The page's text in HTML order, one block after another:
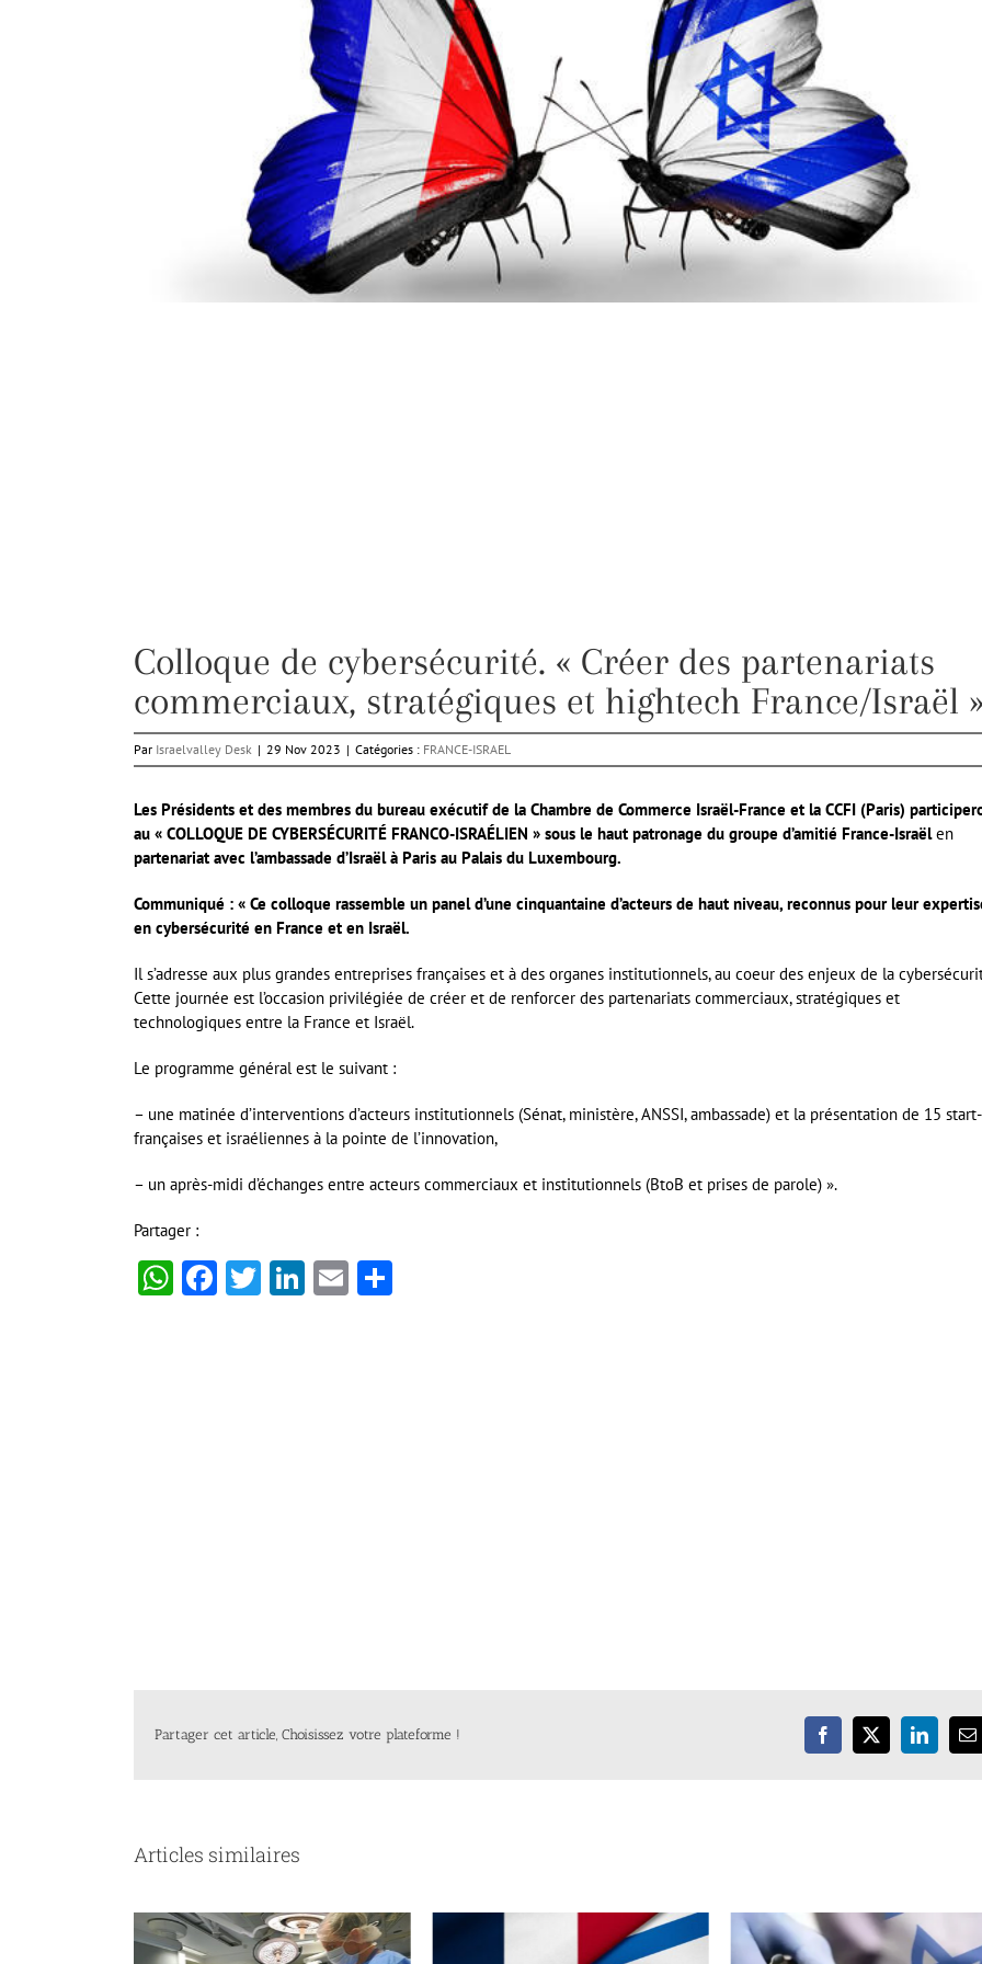
Colloque de cybersécurité. « Créer des partenariats
commerciaux, stratégiques et hightech France/Israël
Par Israelvalley Desk | 29 Nov 2023 | Catégories : FRANCE-ISRAEL
Les Présidents et des membres du bureau exécutif de la Chambre de Commerce Israël-France et la CCFI (Paris)
au « COLLOQUE DE CYBERSÉCURITÉ FRANCO-ISRAÉLIEN » sous le haut patronage du groupe d’amitié France-Israëlen
partenariat avec l’ambassade d’Israël à Paris au Palais du Luxembourg.
Communiqué : « Ce colloque rassemble un panel d’une cinquantaine d’acteurs de haut niveau, reconnus pour leur
en cybersécurité en France et en Israël.
Il s’adresse aux plus grandes entreprises françaises et à des organes institutionnels, au coeur des enjeux de la
Cette journée est l’occasion privilégiée de créer et de renforcer des partenariats commerciaux, stratégiques et
technologiques entre la France et Israël.
Le programme général est le suivant :
– une matinée d’interventions d’acteurs institutionnels (Sénat, ministère, ANSSI, ambassade) et la présentation de 15
françaises et israéliennes à la pointe de l’innovation,
– un après-midi d’échanges entre acteurs commerciaux et institutionnels (BtoB et prises de parole) ».
Partager :
WhatsApp
Facebook
Twitter
LinkedIn
Email
Partager cet article, Choisissez votre plateforme ! Facebook
X LinkedIn
Articles similaires